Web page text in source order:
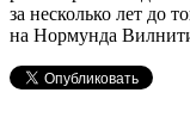
за несколько лет до
на Нормунда